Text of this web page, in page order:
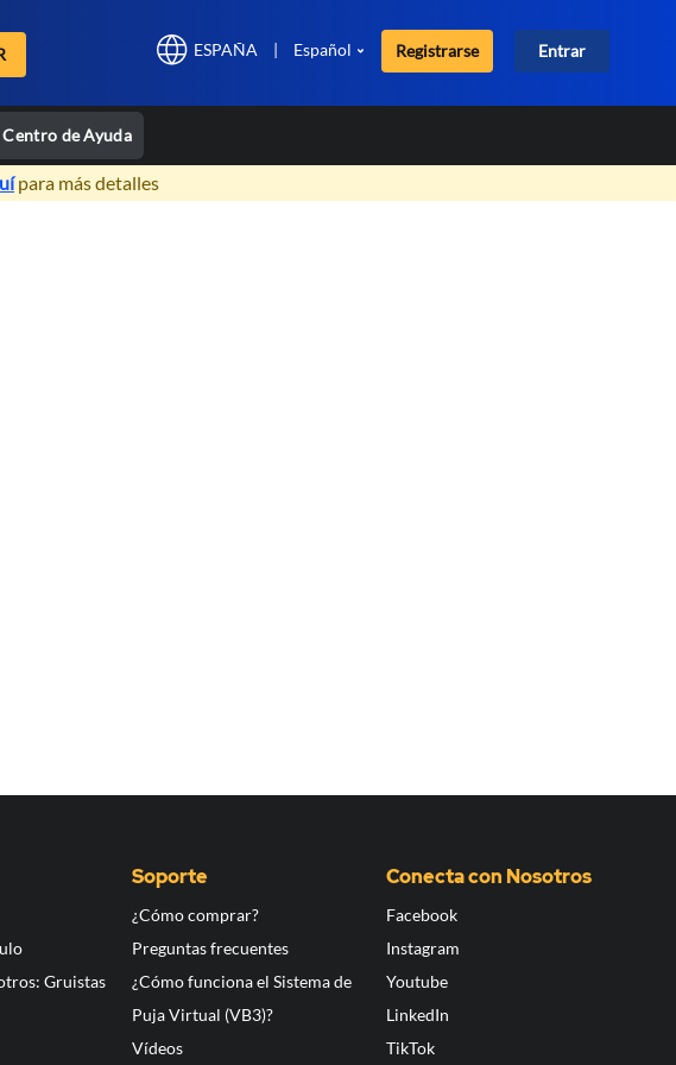
ESPAÑA | Español Registrarse Entrar
Centro de Ayuda
para más detalles
Gruistas
Soporte
¿Cómo comprar?
Preguntas frecuentes
¿Cómo funciona el Sistema de
Puja Virtual (VB3)?
Vídeos
Conecta con Nosotros
Facebook
Instagram
Youtube
LinkedIn
TikTok